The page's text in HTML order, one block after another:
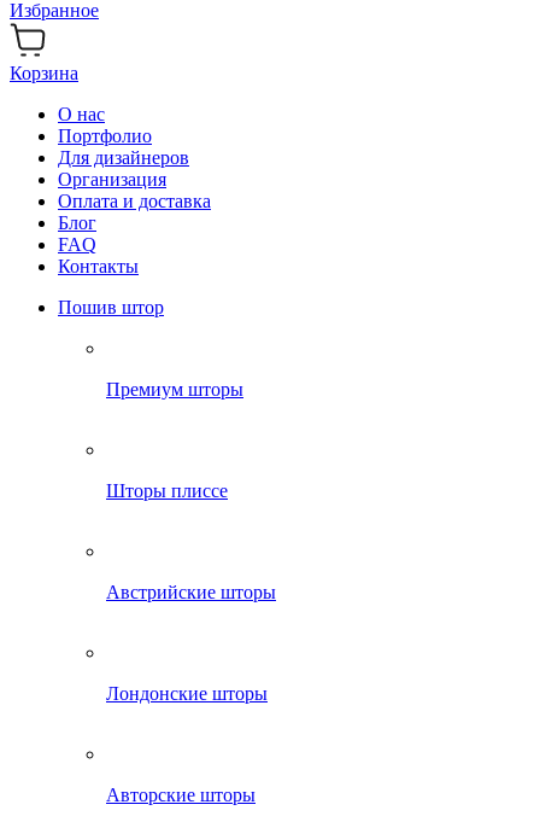
Избранное
Корзина
О нас
Портфолио
Для дизайнеров
Организация
Оплата и доставка
Блог
FAQ
Контакты
Пошив штор
Премиум шторы
Шторы плиссе
Австрийские шторы
Лондонские шторы
Авторские шторы